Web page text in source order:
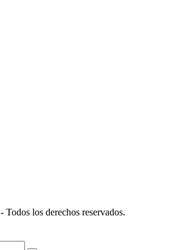
- Todos los derechos reservados.